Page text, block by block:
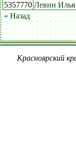
5357770 Левин Илья
« Назад
Красноярский